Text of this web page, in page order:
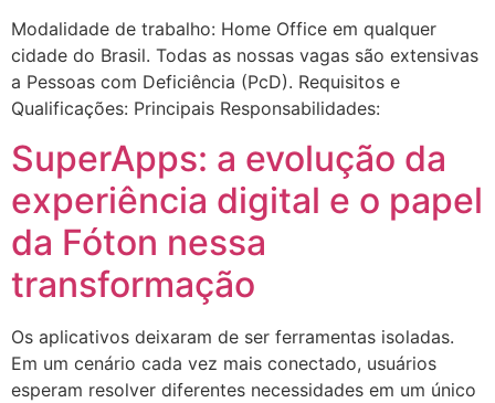
Modalidade de trabalho: Home Office em qualquer
cidade do Brasil. Todas as nossas vagas são extensivas
a Pessoas com Deficiência (PcD). Requisitos e
Qualificações: Principais Responsabilidades:
SuperApps: a evolução da
experiência digital e o papel
da Fóton nessa
transformação
Os aplicativos deixaram de ser ferramentas isoladas.
Em um cenário cada vez mais conectado, usuários
esperam resolver diferentes necessidades em um único